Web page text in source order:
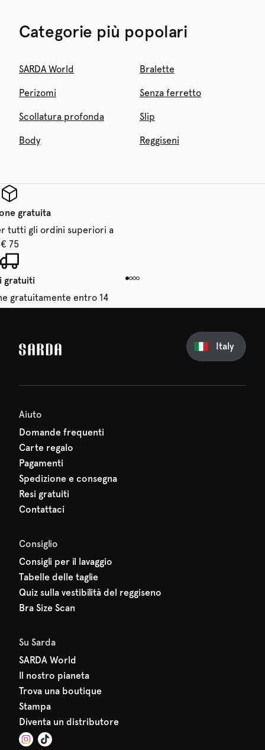
Categorie più popolari
SARDA World Bralette
Perizomi Senza ferretto
Scollatura profonda Slip
Body Reggiseni
gratuita
tutti gli ordini superiori a
€ 75
gratuiti
gratuitamente entro 14
tuo primo ordine
Italy
Aiuto
Domande frequenti
Carte regalo
Pagamenti
Spedizione e consegna
Resi gratuiti
Contattaci
Consiglio
Consigli per il lavaggio
Tabelle delle taglie
Quiz sulla vestibilità del reggiseno
Bra Size Scan
Su Sarda
SARDA World
Il nostro pianeta
Trova una boutique
Stampa
Diventa un distributore